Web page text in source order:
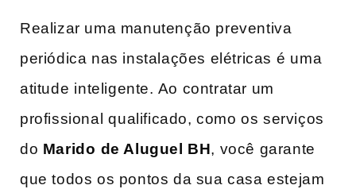
Realizar uma manutenção preventiva
periódica nas​ instalações elétricas ⁢é uma
atitude⁣ inteligente.⁤ Ao contratar um⁢
profissional⁤ qualificado, como‍ os serviços‍
do Marido ⁣de Aluguel BH, você garante
que todos os pontos da sua casa estejam⁤